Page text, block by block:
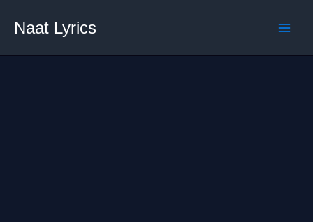
Naat Lyrics